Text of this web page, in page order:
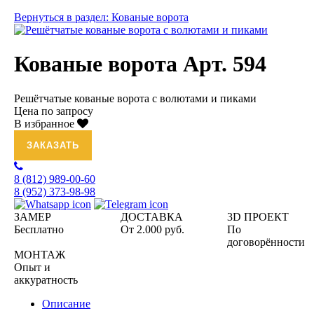
Вернуться в раздел: Кованые ворота
Кованые ворота Арт. 594
Решётчатые кованые ворота с волютами и пиками
Цена по запросу
В избранное
ЗАКАЗАТЬ
8 (812) 989-00-60
8 (952) 373-98-98
ЗАМЕР
Бесплатно
ДОСТАВКА
От 2.000 руб.
3D ПРОЕКТ
По
договорённости
МОНТАЖ
Опыт и
аккуратность
Описание